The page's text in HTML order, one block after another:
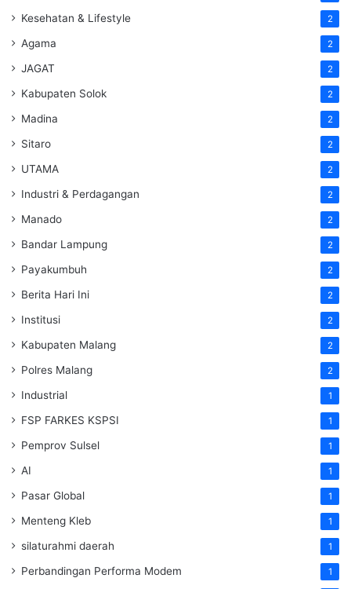
Kesehatan & Lifestyle 2
Agama 2
JAGAT 2
Kabupaten Solok 2
Madina 2
Sitaro 2
UTAMA 2
Industri & Perdagangan 2
Manado 2
Bandar Lampung 2
Payakumbuh 2
Berita Hari Ini 2
Institusi 2
Kabupaten Malang 2
Polres Malang 2
Industrial 1
FSP FARKES KSPSI 1
Pemprov Sulsel 1
AI 1
Pasar Global 1
Menteng Kleb 1
silaturahmi daerah 1
Perbandingan Performa Modem 1